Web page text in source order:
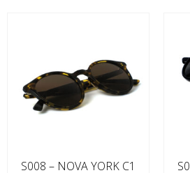
S008 – NOVA YORK C1